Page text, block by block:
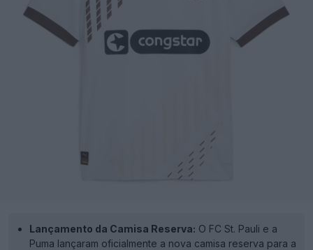
Lançamento da Camisa Reserva: O FC St. Pauli e a
Puma lançaram oficialmente a nova camisa reserva para a